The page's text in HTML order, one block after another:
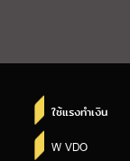
ใช้แรงทำเงิน
W VDO